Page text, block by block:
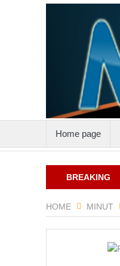
Home page
BREAKING
NEWS
Keterlibatan
HOME MINUT